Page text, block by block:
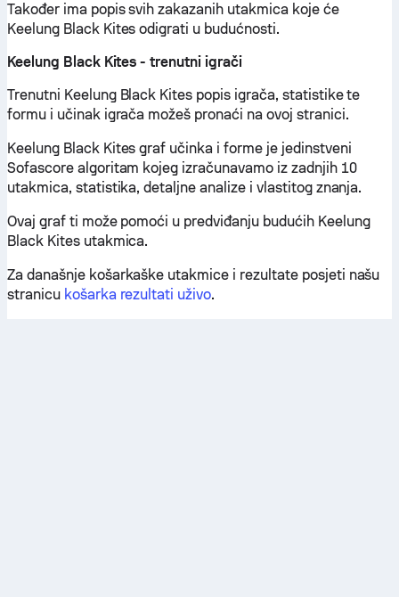
Također ima popis svih zakazanih utakmica koje će
Keelung Black Kites odigrati u budućnosti.
Keelung Black Kites - trenutni igrači
Trenutni Keelung Black Kites popis igrača, statistike te
formu i učinak igrača možeš pronaći na ovoj stranici.
Keelung Black Kites graf učinka i forme je jedinstveni
Sofascore algoritam kojeg izračunavamo iz zadnjih 10
utakmica, statistika, detaljne analize i vlastitog znanja.
Ovaj graf ti može pomoći u predviđanju budućih Keelung
Black Kites utakmica.
Za današnje košarkaške utakmice i rezultate posjeti našu
stranicu košarka rezultati uživo.